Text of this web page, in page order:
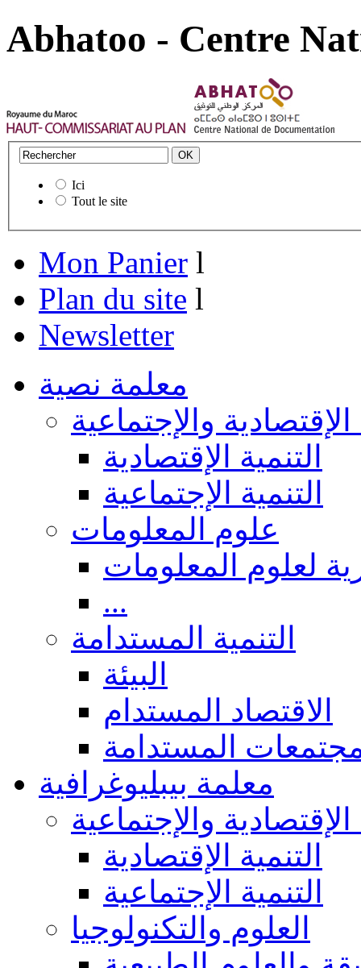
Abhatoo - Centre
Ici
Tout le site
Mon Panier l
Plan du site l
Newsletter
معلمة نصية
الإقتصادية والإجتماعية
التنمية الإقتصادية
التنمية الإجتماعية
علوم المعلومات
لعلوم المعلومات
...
التنمية المستدامة
البيئة
الاقتصاد المستدام
المستدامة
معلمة بيبليوغرافية
الإقتصادية والإجتماعية
التنمية الإقتصادية
التنمية الإجتماعية
العلوم والتكنولوجيا